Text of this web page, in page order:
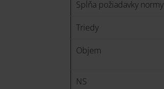
Spĺňa požiadavky normy
Triedy
Objem
NS